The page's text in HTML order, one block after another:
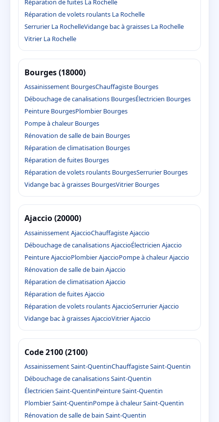
Réparation de fuites La Rochelle
Réparation de volets roulants La Rochelle
Serrurier La RochelleVidange bac à graisses La Rochelle
Vitrier La Rochelle
Bourges (18000)
Assainissement BourgesChauffagiste Bourges
Débouchage de canalisations BourgesÉlectricien Bourges
Peinture BourgesPlombier Bourges
Pompe à chaleur Bourges
Rénovation de salle de bain Bourges
Réparation de climatisation Bourges
Réparation de fuites Bourges
Réparation de volets roulants BourgesSerrurier Bourges
Vidange bac à graisses BourgesVitrier Bourges
Ajaccio (20000)
Assainissement AjaccioChauffagiste Ajaccio
Débouchage de canalisations AjaccioÉlectricien Ajaccio
Peinture AjaccioPlombier AjaccioPompe à chaleur Ajaccio
Rénovation de salle de bain Ajaccio
Réparation de climatisation Ajaccio
Réparation de fuites Ajaccio
Réparation de volets roulants AjaccioSerrurier Ajaccio
Vidange bac à graisses AjaccioVitrier Ajaccio
Code 2100 (2100)
Assainissement Saint-QuentinChauffagiste Saint-Quentin
Débouchage de canalisations Saint-Quentin
Électricien Saint-QuentinPeinture Saint-Quentin
Plombier Saint-QuentinPompe à chaleur Saint-Quentin
Rénovation de salle de bain Saint-Quentin